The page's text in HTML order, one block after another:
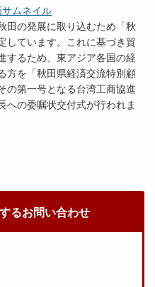
田の発展に取り込むため「秋
しています。これに基づき貿
するため、東アジア各国の経
方を「秋田県経済交流特別顧
の第一号となる台湾工商協進
への委嘱状交付式が行われま
るお問い合わせ